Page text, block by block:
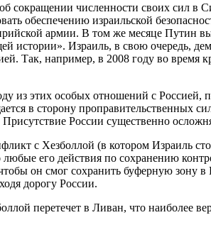
сокращении численности своих сил
обеспечению израильской
армии. В том же месяце Путин
истории». Израиль, в свою очередь,
Так, например, в 2008 году во
из этих особых отношений с
в сторону проправительственных
Присутствие России существенно
с Хезболлой (в котором Израиль
любые его действия по сохранению
он смог сохранить буферную зону
дорогу России.
перетечет в Ливан, что наиболее